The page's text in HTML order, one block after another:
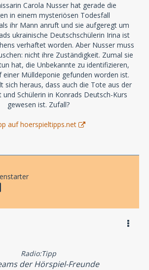
Carola Nusser hat gerade die
in einem mysteriösen Todesfall
ihr Mann anruft und sie aufgeregt um
ukrainische Deutschschülerin Irina ist
verhaftet worden. Aber Nusser muss
nicht ihre Zuständigkeit. Zumal sie
hat, die Unbekannte zu identifizieren,
einer Mülldeponie gefunden worden ist.
sich heraus, dass auch die Tote aus der
Schülerin in Konrads Deutsch-Kurs
gewesen ist. Zufall?
auf hoerspieltipps.net
Radio:Tipp
der Hörspiel-Freunde